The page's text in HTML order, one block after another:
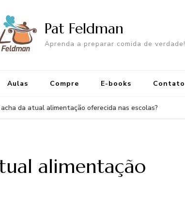
Pat Feldman
Aprenda a preparar comida de verdade!
Aulas Compre E-books Contato
da atual alimentação oferecida nas escolas?
alimentação